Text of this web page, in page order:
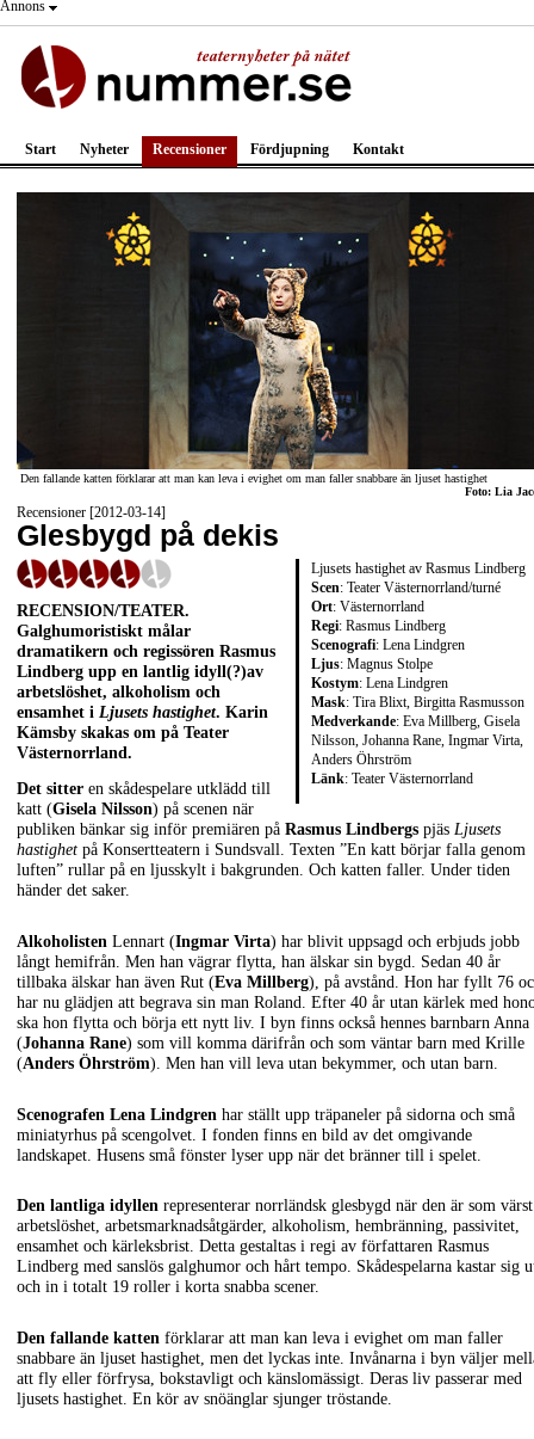
Annons
Start Nyheter Recensioner Fördjupning Kontakt
Den fallande katten förklarar att man kan leva i evighet om man faller snabbare än ljuset hastighet
Foto: Lia
Recensioner [2012-03-14]
Glesbygd på dekis
Ljusets hastighet av Rasmus Lindberg
Scen: Teater Västernorrland/turné
Ort: Västernorrland
Regi: Rasmus Lindberg
Scenografi: Lena Lindgren
Ljus: Magnus Stolpe
Kostym: Lena Lindgren
Mask: Tira Blixt, Birgitta Rasmusson
Medverkande: Eva Millberg, Gisela
Nilsson, Johanna Rane, Ingmar Virta,
Anders Öhrström
Länk: Teater Västernorrland
RECENSION/TEATER.
Galghumoristiskt målar
dramatikern och regissören Rasmus
Lindberg upp en lantlig idyll(?)av
arbetslöshet, alkoholism och
ensamhet i Ljusets hastighet. Karin
Kämsby skakas om på Teater
Västernorrland.
Det sitter en skådespelare utklädd till
katt (Gisela Nilsson) på scenen när
publiken bänkar sig inför premiären på Rasmus Lindbergs pjäs Ljusets
hastighet på Konsertteatern i Sundsvall. Texten ”En katt börjar falla genom
luften” rullar på en ljusskylt i bakgrunden. Och katten faller. Under tiden
händer det saker.
Alkoholisten Lennart (Ingmar Virta) har blivit uppsagd och erbjuds jobb
långt hemifrån. Men han vägrar flytta, han älskar sin bygd. Sedan 40 år
tillbaka älskar han även Rut (Eva Millberg), på avstånd. Hon har fyllt 76
har nu glädjen att begrava sin man Roland. Efter 40 år utan kärlek med
ska hon flytta och börja ett nytt liv. I byn finns också hennes barnbarn Anna
(Johanna Rane) som vill komma därifrån och som väntar barn med Krille
(Anders Öhrström). Men han vill leva utan bekymmer, och utan barn.
Scenografen Lena Lindgren har ställt upp träpaneler på sidorna och små
miniatyrhus på scengolvet. I fonden finns en bild av det omgivande
landskapet. Husens små fönster lyser upp när det bränner till i spelet.
Den lantliga idyllen representerar norrländsk glesbygd när den är som
arbetslöshet, arbetsmarknadsåtgärder, alkoholism, hembränning, passivitet,
ensamhet och kärleksbrist. Detta gestaltas i regi av författaren Rasmus
Lindberg med sanslös galghumor och hårt tempo. Skådespelarna kastar sig
och in i totalt 19 roller i korta snabba scener.
Den fallande katten förklarar att man kan leva i evighet om man faller
snabbare än ljuset hastighet, men det lyckas inte. Invånarna i byn väljer
att fly eller förfrysa, bokstavligt och känslomässigt. Deras liv passerar med
ljusets hastighet. En kör av snöänglar sjunger tröstande.